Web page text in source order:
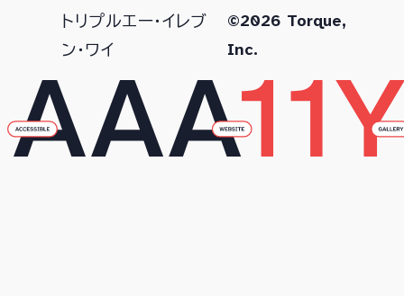
トリプルエー・イレブ
ン・ワイ
©2026 Torque,
Inc.